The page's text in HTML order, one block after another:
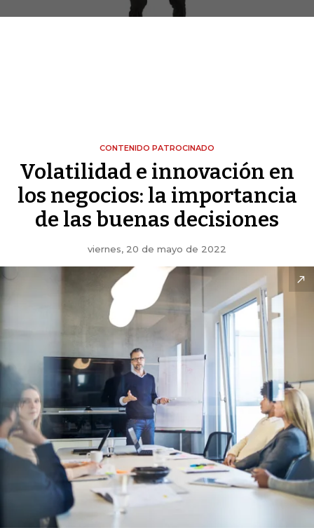
CONTENIDO PATROCINADO
Volatilidad e innovación en
los negocios: la importancia
de las buenas decisiones
viernes, 20 de mayo de 2022